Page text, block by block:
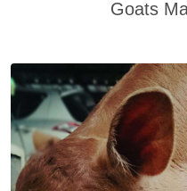
Goats Malabari